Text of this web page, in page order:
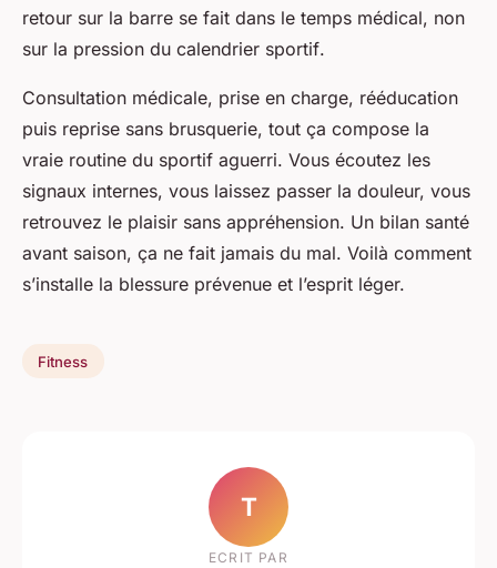
retour sur la barre se fait dans le temps médical, non
sur la pression du calendrier sportif.
Consultation médicale, prise en charge, rééducation
puis reprise sans brusquerie, tout ça compose la
vraie routine du sportif aguerri. Vous écoutez les
signaux internes, vous laissez passer la douleur, vous
retrouvez le plaisir sans appréhension. Un bilan santé
avant saison, ça ne fait jamais du mal. Voilà comment
s’installe la blessure prévenue et l’esprit léger.
Fitness
T
ECRIT PAR